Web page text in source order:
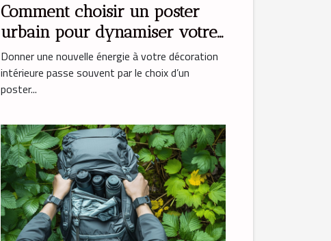
Comment choisir un poster
urbain pour dynamiser votre
déco ?
Donner une nouvelle énergie à votre décoration
intérieure passe souvent par le choix d’un
poster...